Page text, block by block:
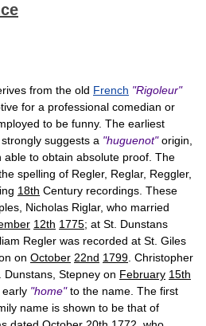
from the old French "Rigoleur"
for a professional comedian or
to be funny. The earliest
suggests a "huguenot"origin,
able to obtain absolute proof. The
spelling of Regler, Reglar, Reggler,
18th Century recordings. These
Nicholas Riglar, who married
12th 1775; at St. Dunstans
Regler was recorded at St. Giles
on October 22nd 1799 . Christopher
Dunstans, Stepney on February 15th
early "home"to the name. The first
name is shown to be that of